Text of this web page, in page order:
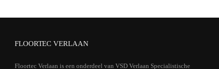
FLOORTEC VERLAAN
Floortec Verlaan is een onderdeel van VSD Verlaan Specialistische